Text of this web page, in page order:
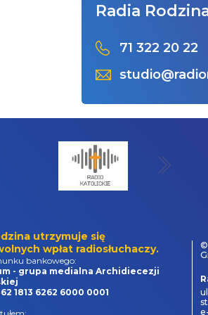
Radia
71 322 20 22
utrzymuje się
wpłat radiosłuchaczy.
bankowego:
- grupa medialna Archidiecezji
1813 6262 6000 0001
©